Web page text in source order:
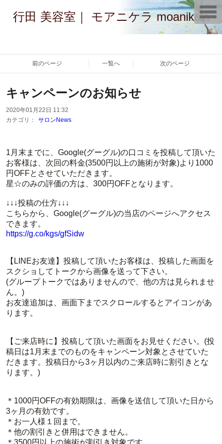
行田 美容室｜ モアニケラ moanikela
前のページ 一覧へ 次のページ
キャンペーンのお知らせ
2020年01月22日 11:32
カテゴリ：
サロンNews
1月末までに、Google(グーグル)の口コミを投稿して頂いた
お客様は、次回の料金(3500円以上の施術が対象)より1000
円OFFとさせていただきます。
星☆のみの評価の方は、300円OFFとなります。
↓↓↓投稿の仕方↓↓↓
こちらから、Google(グーグル)の当店のページへアクセス
できます。
https://g.co/kgs/gfSidw
【LINEお友達】投稿して頂いたお客様は、投稿した画面を
スクショしてトークから画像を送って下さい。
(グループトークではありませんので、他の方は見られませ
ん。)
お友達追加は、画面下までスクロールするとアイコンがあ
ります。
【ご来店時に】投稿して頂いた画面をお見せください。(投
稿日は1月末までのものをキャンペーン対象とさせていた
だきます。投稿日から3ヶ月以内のご来店時に割引きとな
ります。)
＊1000円OFFの有効期限は、画像を送信して頂いた日から
3ヶ月の有効です。
＊お一人様１回まで。
＊他の割引きと併用はできません。
＊3500円以上の施術が割引き対象です。
T
o
g
g
n
i